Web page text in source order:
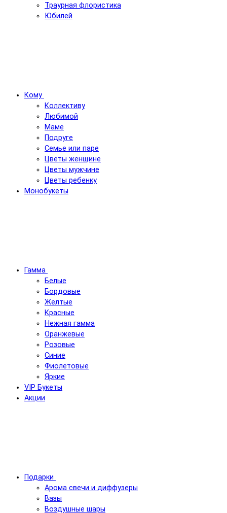
Траурная флористика
Юбилей
Кому
Коллективу
Любимой
Маме
Подруге
Семье или паре
Цветы женщине
Цветы мужчине
Цветы ребенку
Монобукеты
Гамма
Белые
Бордовые
Желтые
Красные
Нежная гамма
Оранжевые
Розовые
Синие
Фиолетовые
Яркие
VIP Букеты
Акции
Подарки
Арома свечи и диффузеры
Вазы
Воздушные шары